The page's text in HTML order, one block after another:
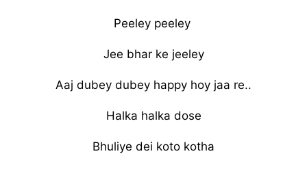
Peeley peeley
Jee bhar ke jeeley
Aaj dubey dubey happy hoy jaa re..
Halka halka dose
Bhuliye dei koto kotha